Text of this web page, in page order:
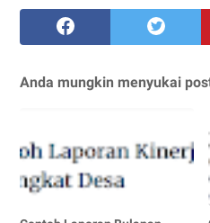
Anda mungkin menyukai